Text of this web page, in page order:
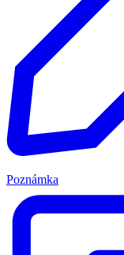
Poznámka